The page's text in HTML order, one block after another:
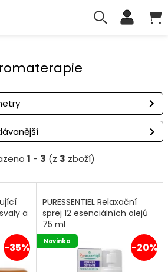
1 - 3 (z 3 zboží)
a
-35%
PURESSENTIEL Relaxační
sprej 12 esenciálních olejů
75 ml
-20%
Novinka